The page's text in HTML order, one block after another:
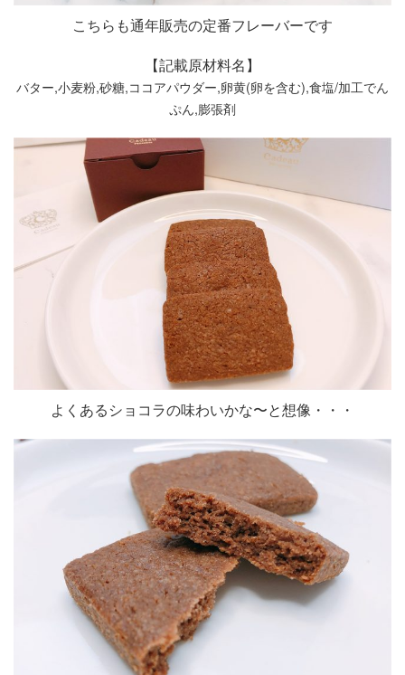
こちらも通年販売の定番フレーバーです
【記載原材料名】
バター,小麦粉,砂糖,ココアパウダー,卵黄(卵を含む),食塩/加工でん
ぷん,膨張剤
よくあるショコラの味わいかな〜と想像・・・